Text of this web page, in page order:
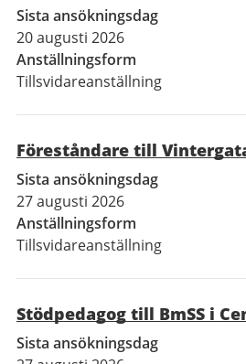
Sista ansökningsdag
20 augusti 2026
Anställningsform
Tillsvidareanställning
Föreståndare till
Sista ansökningsdag
27 augusti 2026
Anställningsform
Tillsvidareanställning
Stödpedagog till BmSS i
Sista ansökningsdag